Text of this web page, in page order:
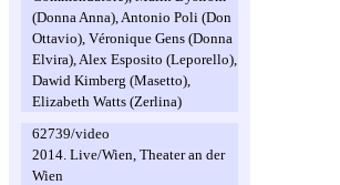
(Donna Anna), Antonio Poli (Don
Ottavio), Véronique Gens (Donna
Elvira), Alex Esposito (Leporello),
Dawid Kimberg (Masetto),
Elizabeth Watts (Zerlina)
62739/video
2014. Live/Wien, Theater an der
Wien